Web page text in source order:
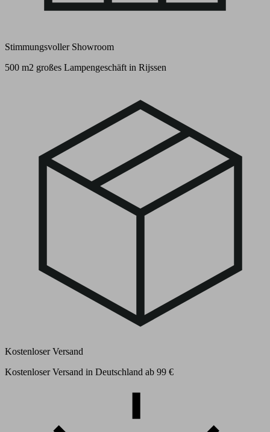
Stimmungsvoller Showroom
500 m2 großes Lampengeschäft in Rijssen
Kostenloser Versand
Kostenloser Versand in Deutschland ab 99 €